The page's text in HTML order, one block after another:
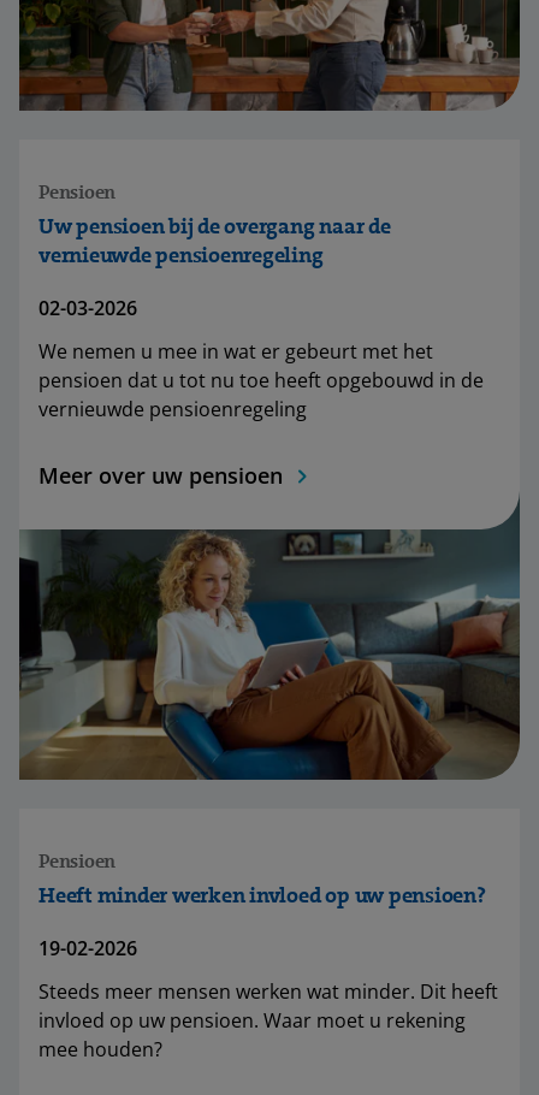
Uw pensioen bij de overgang naar de
vernieuwde pensioenregeling
Pensioen
02-03-2026
We nemen u mee in wat er gebeurt met het
pensioen dat u tot nu toe heeft opgebouwd in de
vernieuwde pensioenregeling
Meer over uw pensioen
Heeft minder werken invloed op uw pensioen?
Pensioen
19-02-2026
Steeds meer mensen werken wat minder. Dit heeft
invloed op uw pensioen. Waar moet u rekening
mee houden?